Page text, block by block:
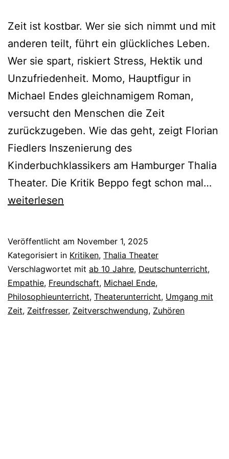
Zeit ist kostbar. Wer sie sich nimmt und mit
anderen teilt, führt ein glückliches Leben.
Wer sie spart, riskiert Stress, Hektik und
Unzufriedenheit. Momo, Hauptfigur in
Michael Endes gleichnamigem Roman,
versucht den Menschen die Zeit
zurückzugeben. Wie das geht, zeigt Florian
Fiedlers Inszenierung des
Kinderbuchklassikers am Hamburger Thalia
Theater. Die Kritik Beppo fegt schon mal…
weiterlesen
Veröffentlicht am November 1, 2025
Kategorisiert in Kritiken, Thalia Theater
Verschlagwortet mit ab 10 Jahre, Deutschunterricht,
Empathie, Freundschaft, Michael Ende,
Philosophieunterricht, Theaterunterricht, Umgang mit
Zeit, Zeitfresser, Zeitverschwendung, Zuhören